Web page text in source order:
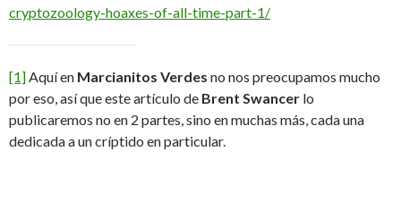
cryptozoology-hoaxes-of-all-time-part-1/
[1]Aquí en Marcianitos Verdes no nos preocupamos mucho
por eso, así que este artículo de Brent Swancer lo
publicaremos no en 2 partes, sino en muchas más, cada una
dedicada a un críptido en particular.